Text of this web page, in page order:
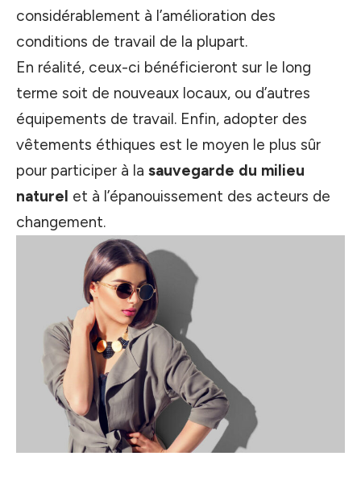
considérablement à l’amélioration des
conditions de travail de la plupart.
En réalité, ceux-ci bénéficieront sur le long
terme soit de nouveaux locaux, ou d’autres
équipements de travail. Enfin, adopter des
vêtements éthiques est le moyen le plus sûr
pour participer à la sauvegarde du milieu
naturel et à l’épanouissement des acteurs de
changement.